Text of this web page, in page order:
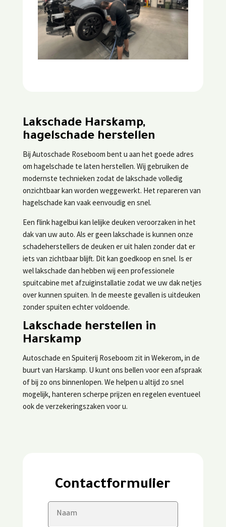
Lakschade Harskamp,
hagelschade herstellen
Bij Autoschade Roseboom bent u aan het goede adres
om hagelschade te laten herstellen. Wij gebruiken de
modernste technieken zodat de lakschade volledig
onzichtbaar kan worden weggewerkt. Het repareren van
hagelschade kan vaak eenvoudig en snel.
Een flink hagelbui kan lelijke deuken veroorzaken in het
dak van uw auto. Als er geen lakschade is kunnen onze
schadeherstellers de deuken er uit halen zonder dat er
iets van zichtbaar blijft. Dit kan goedkoop en snel. Is er
wel lakschade dan hebben wij een professionele
spuitcabine met afzuiginstallatie zodat we uw dak netjes
over kunnen spuiten. In de meeste gevallen is uitdeuken
zonder spuiten echter voldoende.
Lakschade herstellen in
Harskamp
Autoschade en Spuiterij Roseboom zit in Wekerom, in de
buurt van Harskamp. U kunt ons bellen voor een afspraak
of bij zo ons binnenlopen. We helpen u altijd zo snel
mogelijk, hanteren scherpe prijzen en regelen eventueel
ook de verzekeringszaken voor u.
Contactformulier